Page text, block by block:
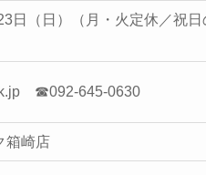
日（日）（月・火定休／祝
☎092-645-0630
箱崎店